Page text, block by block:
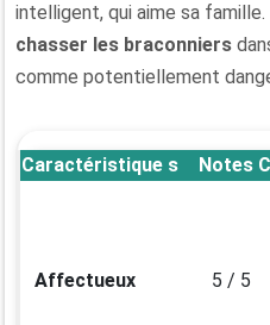
intelligent, qui aime sa
chasser les braconniers
comme potentiellement
Caractéristique s Notes
Affectueux 5 / 5